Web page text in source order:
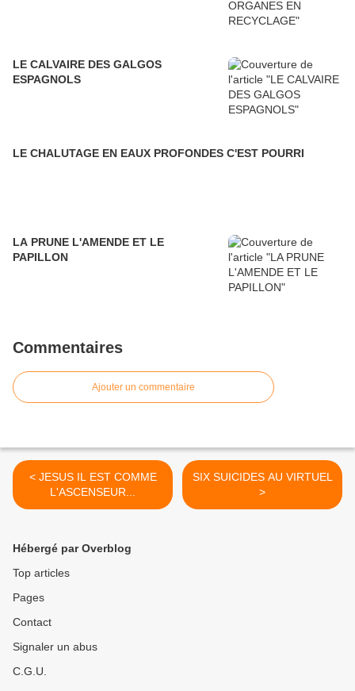
LE CALVAIRE DES GALGOS
ESPAGNOLS
LE CHALUTAGE EN EAUX PROFONDES C'EST POURRI
LA PRUNE L'AMENDE ET LE
PAPILLON
Commentaires
Ajouter un commentaire
< JESUS IL EST COMME
L'ASCENSEUR...
SIX SUICIDES AU VIRTUEL
>
Hébergé par Overblog
Top articles
Pages
Contact
Signaler un abus
C.G.U.